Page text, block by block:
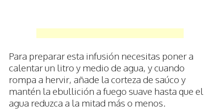
Para preparar esta infusión necesitas poner a
calentar un litro y medio de agua, y cuando
rompa a hervir, añade la corteza de saúco y
mantén la ebullición a fuego suave hasta que el
agua reduzca a la mitad más o menos.